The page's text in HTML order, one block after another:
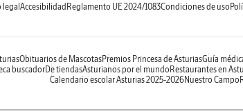
Accesibilidad Reglamento UE 2024/1083Condiciones de uso
Obituarios de MascotasPremios Princesa de AsturiasGuía
buscadorDe tiendasAsturianos por el mundo Restaurantes en
Calendario escolar Asturias 2025-2026Nuestro Campo